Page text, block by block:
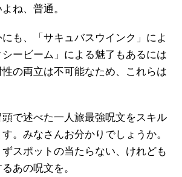
ね、普通。
にも、「サキュバスウインク」によ
ービーム」による魅了もあるには
の両立は不可能なため、これらは
で述べた一人旅最強呪文をスキル
。みなさんお分かりでしょうか。
スポットの当たらない、けれども
あの呪文を。